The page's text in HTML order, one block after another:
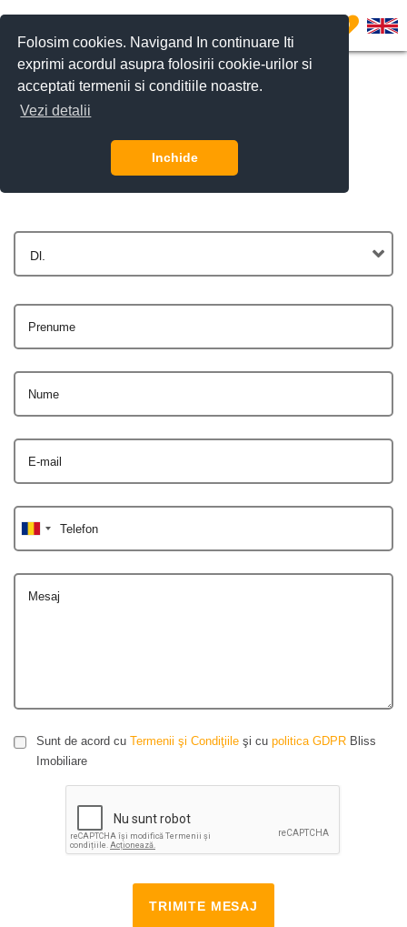
Folosim cookies. Navigand In continuare Iti
exprimi acordul asupra folosirii cookie-urilor si
acceptati termenii si conditiile noastre.
Vezi detalii
Inchide
0
Contactează-ne
Dl.
Prenume
Nume
E-mail
Telefon
Mesaj
Sunt de acord cu Termenii şi Condiţiile şi cu politica GDPR Bliss
Imobiliare
TRIMITE MESAJ